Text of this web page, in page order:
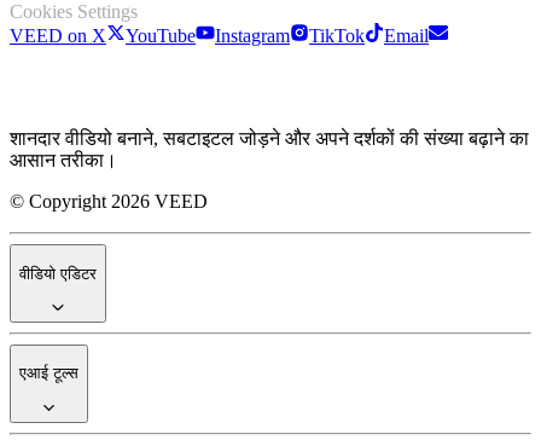
Cookies Settings
VEED on X
YouTube Instagram TikTok Email
शानदार वीडियो बनाने, सबटाइटल जोड़ने और अपने दर्शकों की संख्या बढ़ाने का
आसान तरीका।
© Copyright 2026 VEED
वीडियो एडिटर
एआई टूल्स